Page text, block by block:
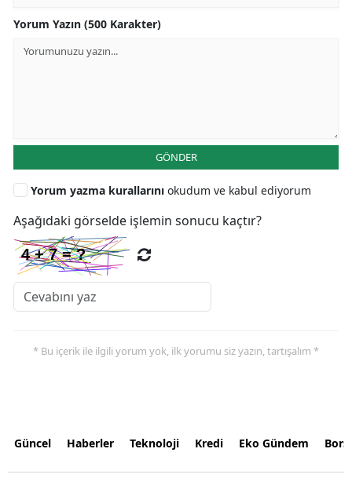
Yorum Yazın (500 Karakter)
GÖNDER
Yorum yazma kurallarını okudum ve kabul ediyorum
Aşağıdaki görselde işlemin sonucu kaçtır?
* Bu içerik ile ilgili yorum yok, ilk yorumu siz yazın, tartışalım *
Güncel Haberler Teknoloji Kredi Eko Gündem